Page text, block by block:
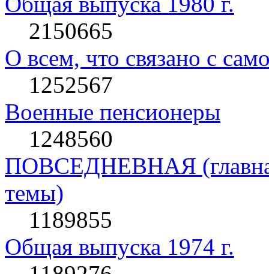
2150665
О всем, что связано с
1252567
Военные пенсионеры
1248560
ПОВСЕДНЕВНАЯ
темы)
1189855
Общая выпуска 1974 г.